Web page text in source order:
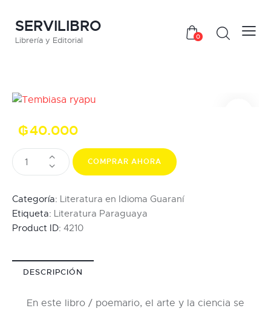
SERVILIBRO
Librería y Editorial 0
₲40.000
COMPRAR AHORA
Categoría: Literatura en Idioma Guaraní
Etiqueta: Literatura Paraguaya
Product ID: 4210
DESCRIPCIÓN
En este libro / poemario, el arte y la ciencia se